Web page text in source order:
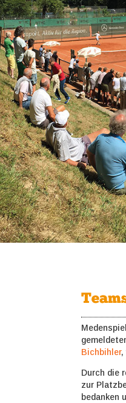
Bichbihler,
Durch die
zur
bedanken